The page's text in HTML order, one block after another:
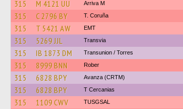
315 M 4121 UU Arriva M
315 C 2796 BY T. Coruña
315 T 5421 AW EMT
315 5269 JJL Transvia
315 IB 1873 DM Transunion / Torres
315 8999 BNN Rober
315 6828 BPY Avanza (CRTM)
315 6828 BPY T Cercanias
315 1109 CWV TUSGSAL